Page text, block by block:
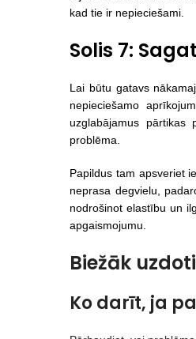
kad tie ir nepieciešami.
Solis 7:
Lai būtu gatavs
nepieciešamo
uzglabājamus
problēma.
Papildus tam apsveriet
neprasa degvielu,
nodrošinot elastību un
apgaismojumu.
Biežāk
Ko darīt, ja